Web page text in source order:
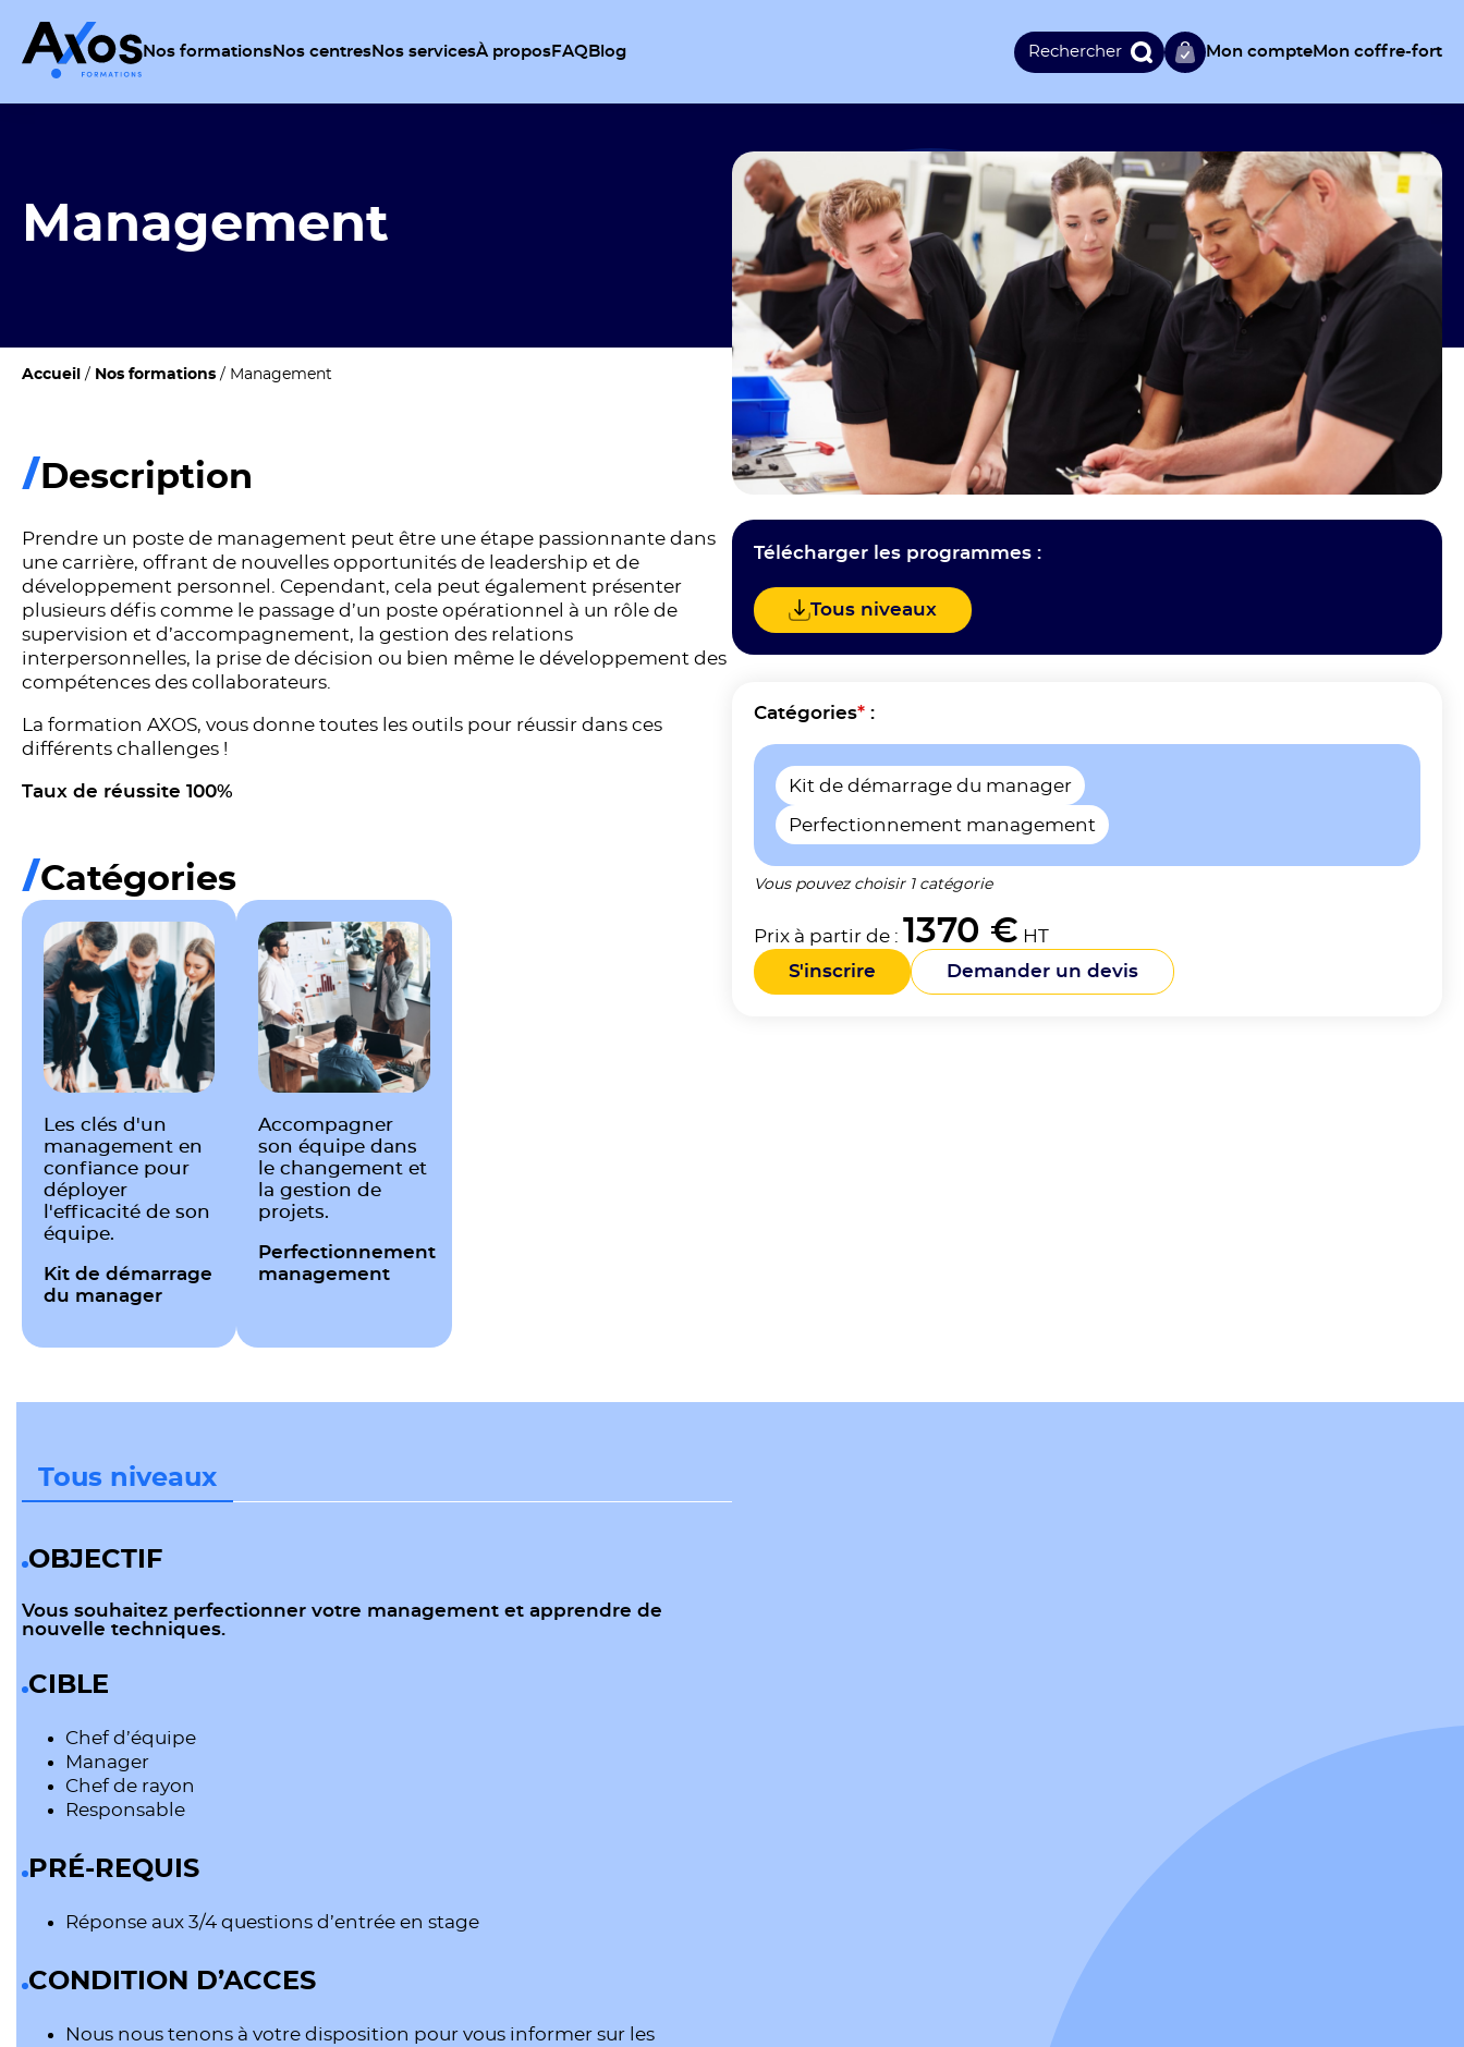
Nos formations Nos centres Nos servicesÀ propos FAQ Blog Rechercher : Mon compte Mon coffre-fort
Management
Accueil / Nos formations / Management
Description
Prendre un poste de management peut être une étape passionnante dans
une carrière, offrant de nouvelles opportunités de leadership et de
développement personnel. Cependant, cela peut également présenter
plusieurs défis comme le passage d’un poste opérationnel à un rôle de
supervision et d’accompagnement, la gestion des relations
interpersonnelles, la prise de décision ou bien même le développement des
compétences des collaborateurs.
La formation AXOS, vous donne toutes les outils pour réussir dans ces
différents challenges !
Taux de réussite 100%
Catégories
Les clés d'un
management en
confiance pour
déployer
l'efficacité de son
équipe.
Kit de démarrage
du manager
Accompagner
son équipe dans
le changement et
la gestion de
projets.
Perfectionnement
management
Tous niveaux
OBJECTIF
Vous souhaitez perfectionner votre management et apprendre de
nouvelle techniques.
CIBLE
Chef d’équipe
Manager
Chef de rayon
Responsable
PRÉ-REQUIS
Réponse aux 3/4 questions d’entrée en stage
CONDITION D’ACCES
Nous nous tenons à votre disposition pour vous informer sur les
Télécharger les programmes :
Tous niveaux
Catégories* :
Kit de démarrage du manager
Perfectionnement management
Vous pouvez choisir 1 catégorie
Prix à partir de : 1370 € HT
S'inscrire
Demander un devis